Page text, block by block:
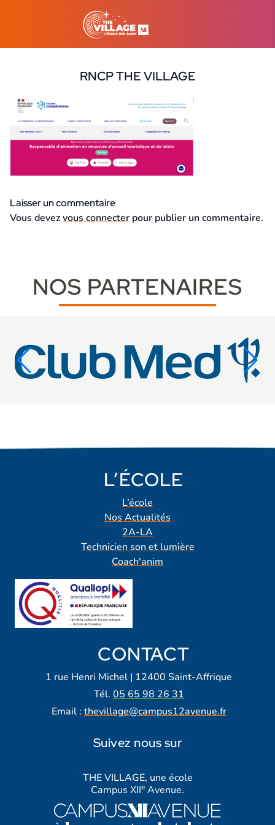
RNCP THE VILLAGE
Laisser un commentaire
Vous devezvous connecter pour publier un commentaire.
NOS PARTENAIRES
L’ÉCOLE
L’école
Nos Actualités
2A-LA
Technicien son et lumière
Coach'anim
CONTACT
1 rue Henri Michel | 12400 Saint-Affrique
Tél. 05 65 98 26 31
Email : thevillage@campus12avenue.fr
Suivez nous sur
THE VILLAGE, une école
Campus XIIe Avenue.